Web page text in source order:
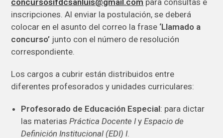
concursosifdcsanluis@gmail.com para consultas e
inscripciones. Al enviar la postulación, se deberá
colocar en el asunto del correo la frase ‘Llamado a
concurso’ junto con el número de resolución
correspondiente.
Los cargos a cubrir están distribuidos entre
diferentes profesorados y unidades curriculares:
Profesorado de Educación Especial: para dictar
las materiasPráctica Docente IyEspacio de
Definición Institucional (EDI) I.